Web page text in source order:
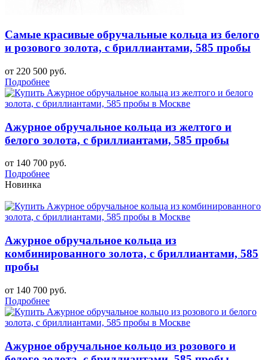
Самые красивые обручальные кольца из белого
и розового золота, с бриллиантами, 585 пробы
от 220 500 руб.
Подробнее
Ажурное обручальное кольца из желтого и
белого золота, с бриллиантами, 585 пробы
от 140 700 руб.
Подробнее
Новинка
Ажурное обручальное кольца из
комбинированного золота, с бриллиантами, 585
пробы
от 140 700 руб.
Подробнее
Ажурное обручальное кольцо из розового и